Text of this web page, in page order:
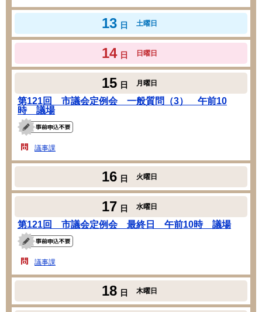
13 日 土曜日
14 日 日曜日
15 日 月曜日
第121回 市議会定例会 一般質問（3） 午前10
時 議場
議事課
16 日 火曜日
17 日 水曜日
第121回 市議会定例会 最終日 午前10時 議場
議事課
18 日 木曜日